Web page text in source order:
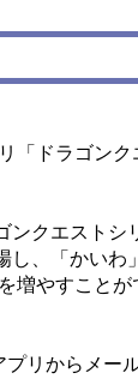
「ドラゴンク
クエストシ
、「かいわ
増やすこと
リからメー